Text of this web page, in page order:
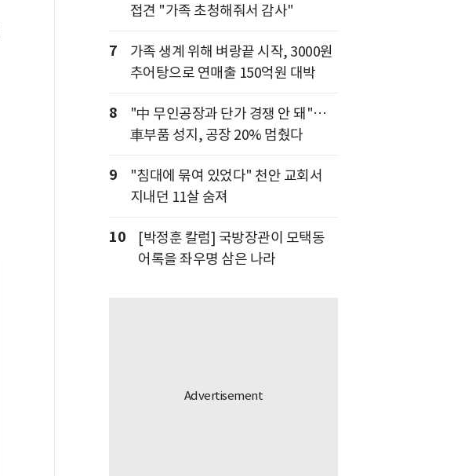
접견 "가족 초청해줘서 감사"
7
가족 생계 위해 벼랑끝 시작, 3000원
추어탕으로 연매출 150억원 대박
8
"中 무인공장과 단가 경쟁 안 돼"…
車부품 성지, 공장 20% 멈췄다
9
"침대에 묶여 있었다" 천안 교회서
지내던 11살 숨져
10
[박정훈 칼럼] 국방장관이 모택동
어록을 좌우명 삼은 나라